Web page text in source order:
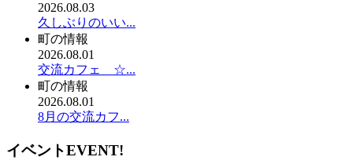
2026.08.03
久しぶりのいい...
町の情報
2026.08.01
交流カフェ ☆...
町の情報
2026.08.01
8月の交流カフ...
イベントEVENT!